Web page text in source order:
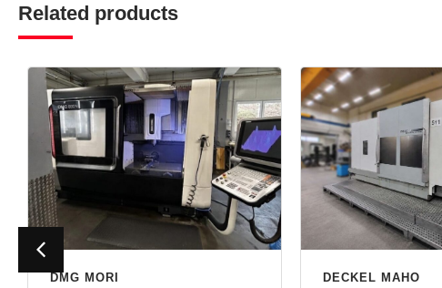
Related products
DMG MORI DECKEL MAHO